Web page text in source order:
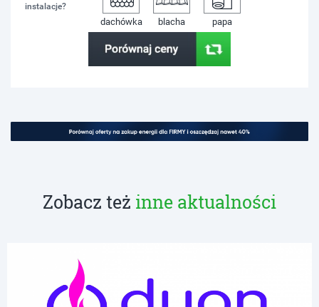
instalacje?
dachówka blacha papa
Zobacz też inne aktualności